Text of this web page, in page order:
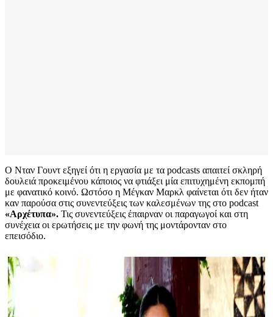
Ο Νταν Γουντ εξηγεί ότι η εργασία με τα podcasts απαιτεί σκληρή
δουλειά προκειμένου κάποιος να φτιάξει μία επιτυχημένη εκπομπή
με φανατικό κοινό. Ωστόσο η Μέγκαν Μαρκλ φαίνεται ότι δεν ήταν
καν παρούσα στις συνεντεύξεις των καλεσμένων της στο podcast
«Αρχέτυπα». Τις συνεντεύξεις έπαιρναν οι παραγωγοί και στη
συνέχεια οι ερωτήσεις με την φωνή της μοντάρονταν στο
επεισόδιο.